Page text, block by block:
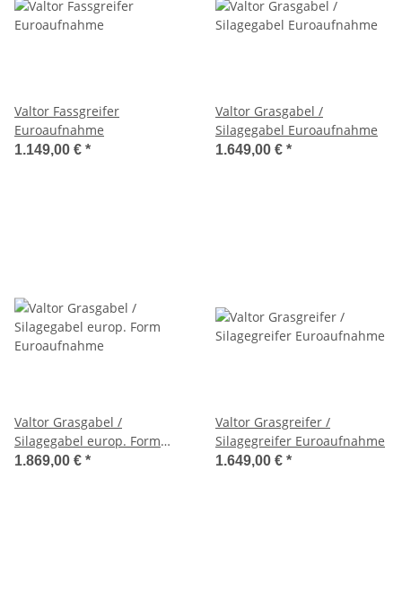
Valtor Fassgreifer
Euroaufnahme
1.149,00 € *
Valtor Grasgabel /
Silagegabel Euroaufnahme
1.649,00 € *
Valtor Grasgabel /
Silagegabel europ. Form
Euroaufnahme
1.869,00 € *
Valtor Grasgreifer /
Silagegreifer Euroaufnahme
1.649,00 € *